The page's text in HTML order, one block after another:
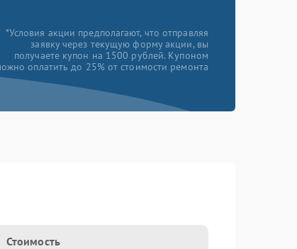
*Условия акции предполагают, что отправляя
заявку через текущую форму акции, вы
получаете купон на 1500 рублей. Купоном
оплатить до 25% от стоимости ремонта
Стоимость